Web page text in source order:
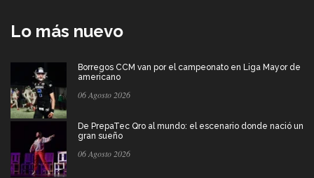
Lo más nuevo
Borregos CCM van por el campeonato en Liga Mayor de
americano
06 Agosto 2026
De PrepaTec Qro al mundo: el escenario donde nació un
gran sueño
06 Agosto 2026